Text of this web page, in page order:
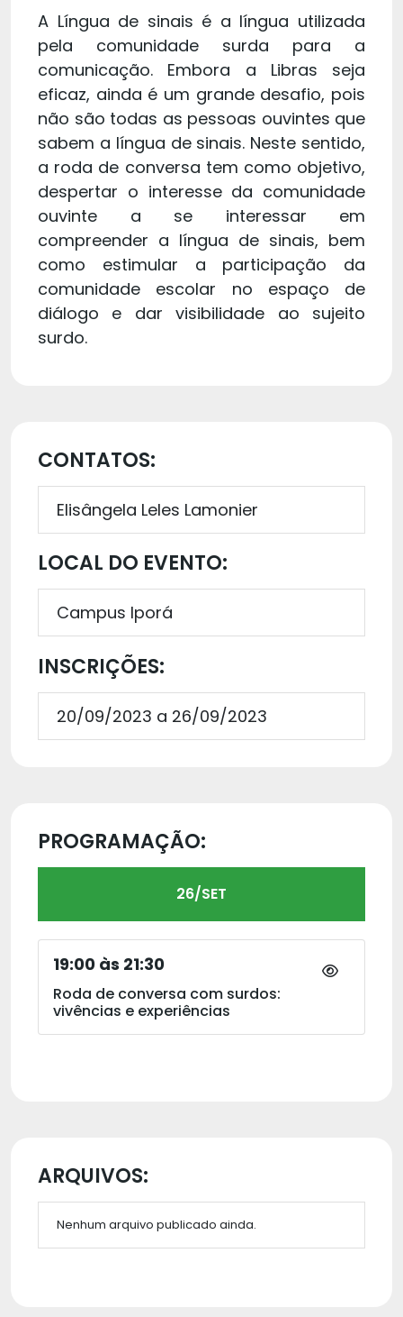
A Língua de sinais é a língua utilizada
pela comunidade surda para a
comunicação. Embora a Libras seja
eficaz, ainda é um grande desafio, pois
não são todas as pessoas ouvintes que
sabem a língua de sinais. Neste sentido,
a roda de conversa tem como objetivo,
despertar o interesse da comunidade
ouvinte a se interessar em
compreender a língua de sinais, bem
como estimular a participação da
comunidade escolar no espaço de
diálogo e dar visibilidade ao sujeito
surdo.
CONTATOS:
Elisângela Leles Lamonier
LOCAL DO EVENTO:
Campus Iporá
INSCRIÇÕES:
20/09/2023 a 26/09/2023
PROGRAMAÇÃO:
26/SET
19:00 às 21:30
Roda de conversa com surdos:
vivências e experiências
ARQUIVOS:
Nenhum arquivo publicado ainda.